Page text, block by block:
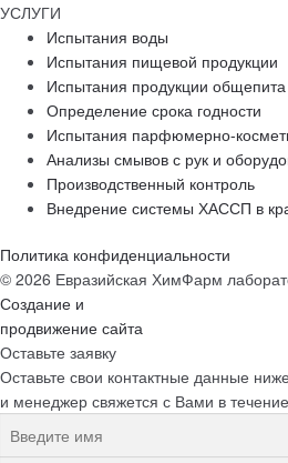
УСЛУГИ
Испытания воды
Испытания пищевой продукции
Испытания продукции общепита
Определение срока годности
Испытания парфюмерно-
Анализы смывов с рук и
Производственный контроль
Внедрение системы ХАССП в
Политика конфиденциальности
© 2026 Евразийская ХимФарм
Создание и
продвижение сайта
Оставьте заявку
Оставьте свои контактные данные ниже
и менеджер свяжется с Вами в